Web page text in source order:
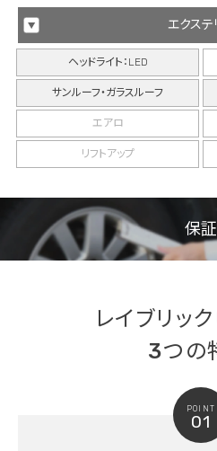
エクステ
ヘッドライト：LED
サンルーフ・ガラスルーフ
エアロ
リフトアップ
保証
レイブリッ
3つの
POINT
01